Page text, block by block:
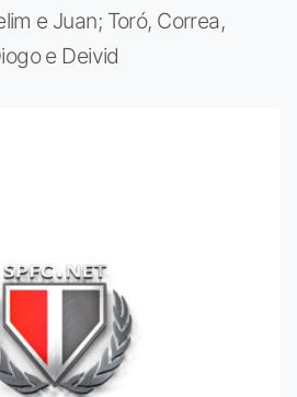
e Juan; Toró, Correa,
e Deivid